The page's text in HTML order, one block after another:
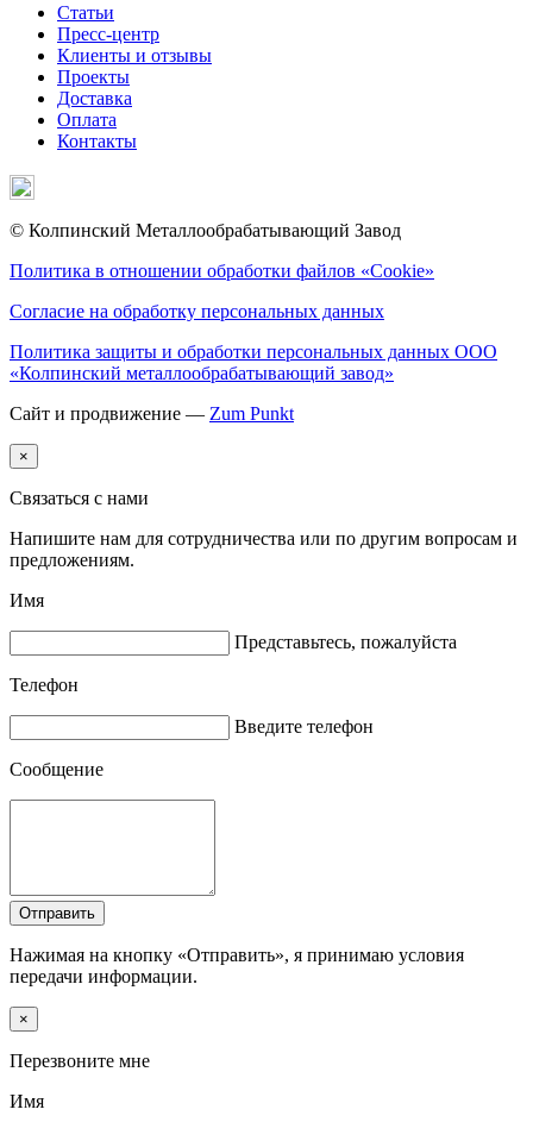
Статьи
Пресс-центр
Клиенты и отзывы
Проекты
Доставка
Оплата
Контакты
© Колпинский Металлообрабатывающий Завод
Политика в отношении обработки файлов «Cookie»
Согласие на обработку персональных данных
Политика защиты и обработки персональных данных ООО
«Колпинский металлообрабатывающий завод»
Сайт и продвижение — Zum Punkt
×
Связаться с нами
Напишите нам для сотрудничества или по другим вопросам и
предложениям.
Имя
Представьтесь, пожалуйста
Телефон
Введите телефон
Сообщение
Отправить
Нажимая на кнопку «Отправить», я принимаю условия
передачи информации.
×
Перезвоните мне
Имя